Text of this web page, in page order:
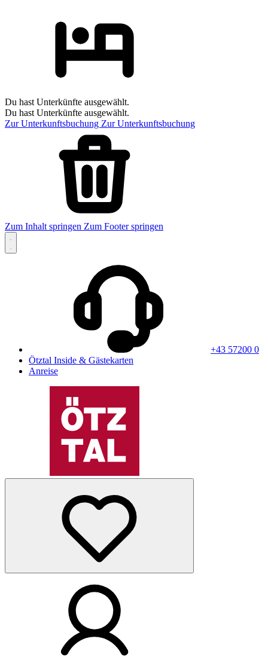
Du hast Unterkünfte ausgewählt.
Du hast Unterkünfte ausgewählt.
Zur Unterkunftsbuchung Zur Unterkunftsbuchung
Zum Inhalt springen Zum Footer springen
+43 57200 0
Ötztal Inside & Gästekarten
Anreise